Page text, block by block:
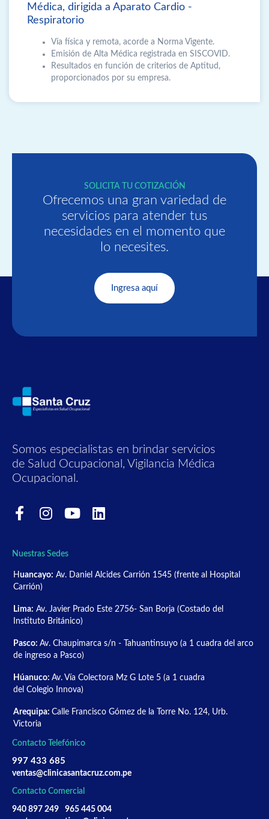
Médica, dirigida a Aparato Cardio -
Respiratorio
Vía física y remota, acorde a Norma Vigente.
Emisión de Alta Médica registrada en SISCOVID.
Resultados en función de criterios de Aptitud,
proporcionados por su empresa.
SOLICITA TU COTIZACIÓN
Ofrecemos una gran variedad de
servicios para atender tus
necesidades en el momento que
lo necesites.
Ingresa aquí
Somos especialistas en brindar servicios
de Salud Ocupacional, Vigilancia Médica
Ocupacional.
Nuestras Sedes
H uancayo: Av. Daniel Alcides Carrión 1545 (frente al Hospital
Carrión)
Lima: Av. Javier Prado Este 2756- San Borja (Costado del
Instituto Británico)
Pasco: Av. Chaupimarca s/n - Tahuantinsuyo (a 1 cuadra del arco
de ingreso a Pasco)
Húanuco: Av. Vía Colectora Mz G Lote 5 (a 1 cuadra
del Colegio Innova)
Arequipa: Calle Francisco Gómez de la Torre No. 124, Urb.
Victoria
Contacto Telefónico
997 433 685
ventas@clinicasantacruz.com.pe
Contacto Comercial
940 897 249
965 445 004